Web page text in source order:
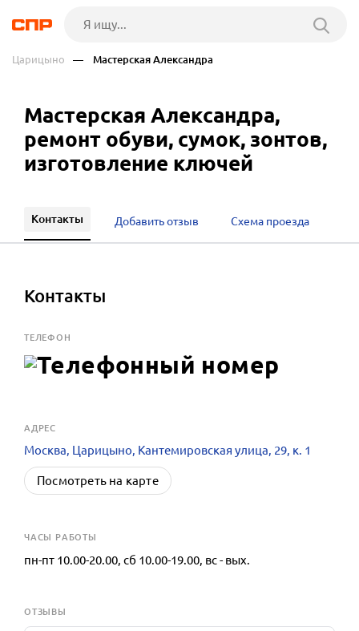
Царицыно — Мастерская Александра
Мастерская Александра,
ремонт обуви, сумок, зонтов,
изготовление ключей
Контакты Добавить отзыв Схема проезда
Контакты
ТЕЛЕФОН
АДРЕС
Москва, Царицыно, Кантемировская улица, 29, к. 1
Посмотреть на карте
ЧАСЫ РАБОТЫ
пн-пт 10.00-20.00, сб 10.00-19.00, вс - вых.
ОТЗЫВЫ